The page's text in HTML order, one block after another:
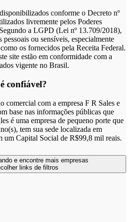
conforme o Decreto nº
livremente pelos Poderes
a LGPD (Lei nº 13.709/2018),
pessoais ou sensíveis, especialmente
os fornecidos pela Receita Federal.
site estão em conformidade com a
vigente no Brasil.
confiável?
comercial com a empresa F R Sales e
base nas informações públicas que
é uma empresa de pequeno porte que
tem sua sede localizada em
um Capital Social de R$99,8 mil reais.